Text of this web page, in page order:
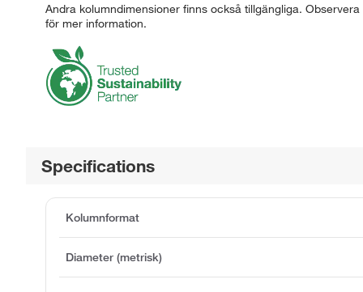
Andra kolumndimensioner finns också tillgängliga.
för mer information.
Specifications
Kolumnformat
Diameter (metrisk)